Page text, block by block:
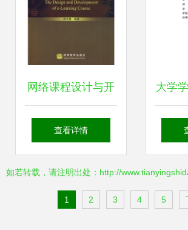
峰
网络课程设计与开
发 教育技术学专业
南
查看详情
大学
软件
如若转载，请注明出处：http://
1 2 3 4 5